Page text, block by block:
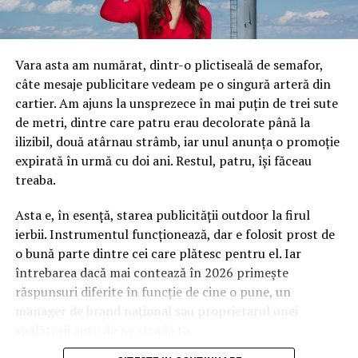
Vara asta am numărat, dintr-o plictiseală de semafor,
câte mesaje publicitare vedeam pe o singură arteră din
cartier. Am ajuns la unsprezece în mai puțin de trei sute
de metri, dintre care patru erau decolorate până la
ilizibil, două atârnau strâmb, iar unul anunța o promoție
expirată în urmă cu doi ani. Restul, patru, își făceau
treaba.
Asta e, în esență, starea publicității outdoor la firul
ierbii. Instrumentul funcționează, dar e folosit prost de
o bună parte dintre cei care plătesc pentru el. Iar
întrebarea dacă mai contează în 2026 primește
răspunsuri diferite în funcție de cine o pune, un
manager de brand național sau proprietarul unei